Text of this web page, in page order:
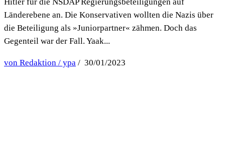
Länderebene an. Die Konservativen wollten die Nazis über
die Beteiligung als »Juniorpartner« zähmen. Doch das
Gegenteil war der Fall. Yaak...
von Redaktion / ypa / 30/01/2023